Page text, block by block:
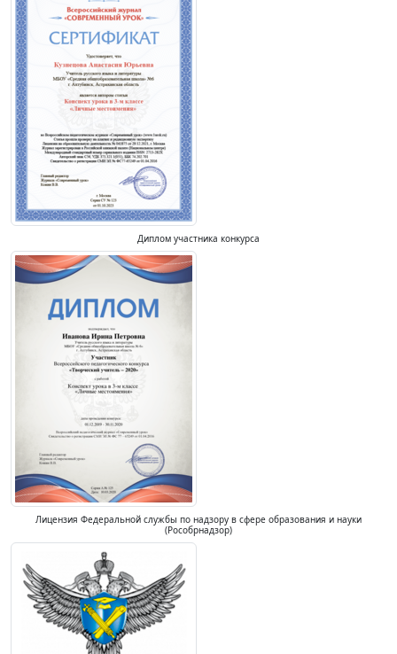
Диплом участника конкурса
Лицензия Федеральной службы по надзору в сфере образования и науки
(Рособрнадзор)